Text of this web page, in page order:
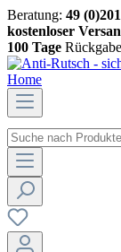
Beratung: 49
kostenloser
100 Tage Rückgabe